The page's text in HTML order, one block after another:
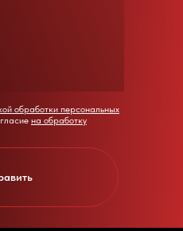
обработки персональных
на обработку